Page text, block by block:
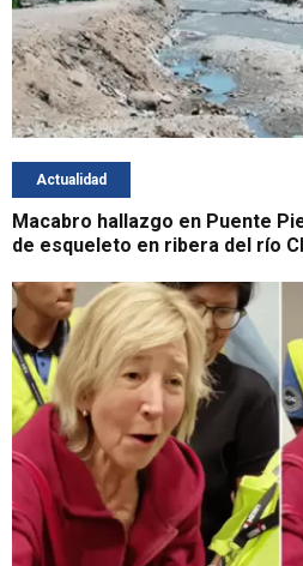
Actualidad
Macabro hallazgo en Puente
de esqueleto en ribera del río